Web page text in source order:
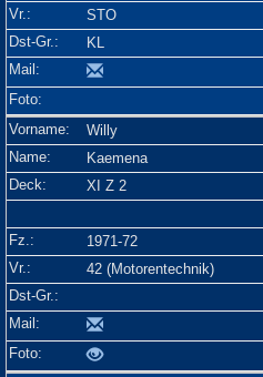
STO
KL
Willy
Kaemena
XI Z 2
1971-72
42 (Motorentechnik)